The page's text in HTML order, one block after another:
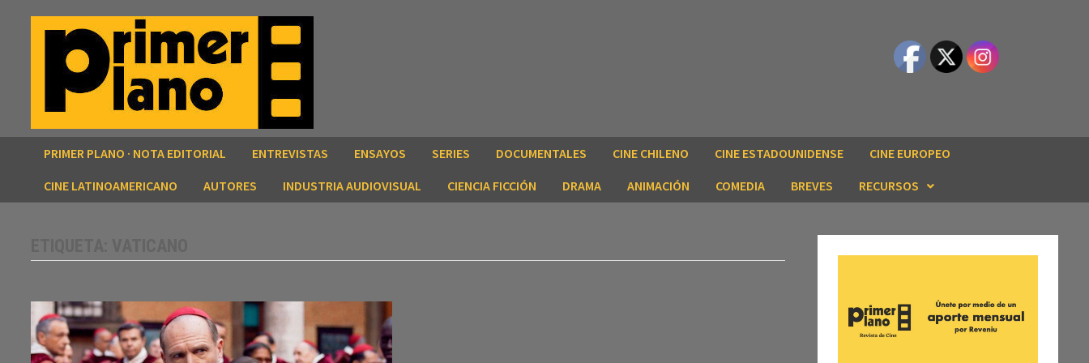
PRIMER PLANO · NOTA EDITORIAL ENTREVISTAS ENSAYOS SERIES DOCUMENTALES CINE CHILENO CINE ESTADOUNIDENSE
CINE EUROPEO
CINE LATINOAMERICANO
AUTORES INDUSTRIA AUDIOVISUAL CIENCIA FICCIÓN DRAMA ANIMACIÓN COMEDIA BREVES RECURSOS